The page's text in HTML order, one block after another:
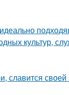
культур,
славится